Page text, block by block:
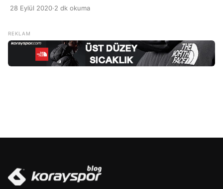
6.karşılaşmasını kazanan Miami Heat ise en son 6 yıl önce
28 Eylül 2020·2 dk okuma